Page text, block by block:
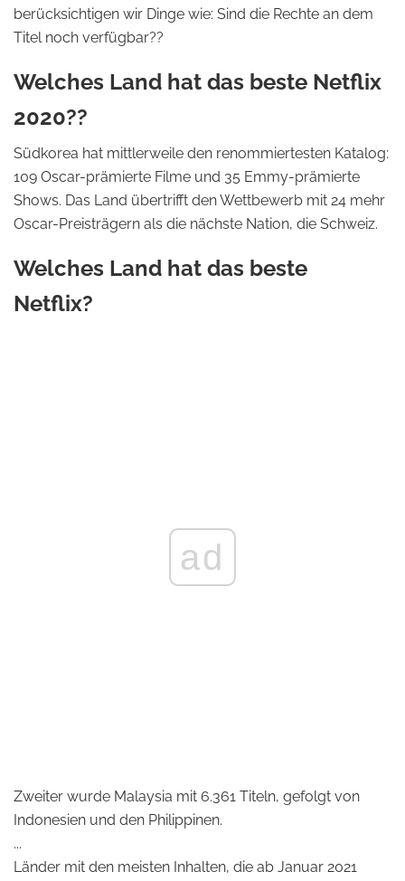
berücksichtigen wir Dinge wie: Sind die Rechte an dem
Titel noch verfügbar??
Welches Land hat das beste Netflix
2020??
Südkorea hat mittlerweile den renommiertesten Katalog:
109 Oscar-prämierte Filme und 35 Emmy-prämierte
Shows. Das Land übertrifft den Wettbewerb mit 24 mehr
Oscar-Preisträgern als die nächste Nation, die Schweiz.
Welches Land hat das beste
Netflix?
ad
Zweiter wurde Malaysia mit 6.361 Titeln, gefolgt von
Indonesien und den Philippinen.
...
Länder mit den meisten Inhalten, die ab Januar 2021